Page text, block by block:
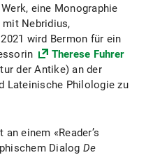
eine Monographie
Nebridius,
wird Bermon für ein
Therese Fuhrer
der Antike) an der
Lateinische Philologie zu
einem «Reader’s
Dialog De